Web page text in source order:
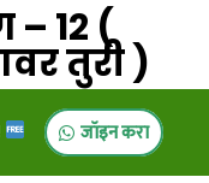
– 12 (
तुरी )
जॉइन करा